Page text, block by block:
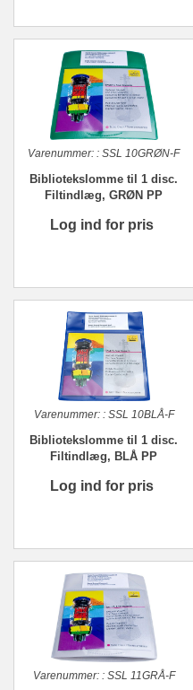
Varenummer: : SSL 10GRØN-F
Bibliotekslomme til 1 disc.
Filtindlæg, GRØN PP
Log ind for pris
Varenummer:: SSL 10BLÅ-F
Bibliotekslomme til 1 disc.
Filtindlæg, BLÅ PP
Log ind for pris
Varenummer:: SSL 11GRÅ-F